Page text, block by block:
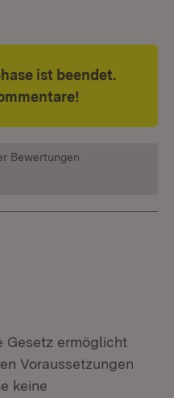
ist beendet.
Bewertungen
Gesetz ermöglicht
Voraussetzungen
keine